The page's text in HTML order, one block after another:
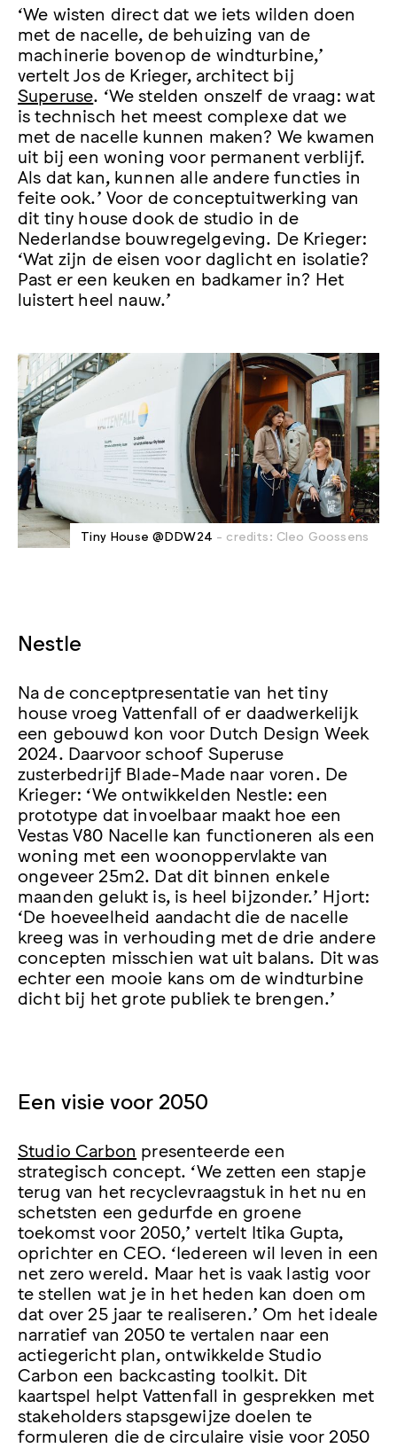
‘We wisten direct dat we iets wilden doen
met de nacelle, de behuizing van de
machinerie bovenop de windturbine,’
vertelt Jos de Krieger, architect bij
Superuse . ‘We stelden onszelf de vraag: wat
is technisch het meest complexe dat we
met de nacelle kunnen maken? We kwamen
uit bij een woning voor permanent verblijf.
Als dat kan, kunnen alle andere functies in
feite ook.’ Voor de conceptuitwerking van
dit tiny house dook de studio in de
Nederlandse bouwregelgeving. De Krieger:
‘Wat zijn de eisen voor daglicht en isolatie?
Past er een keuken en badkamer in? Het
luistert heel nauw.’
Tiny House @DDW24 - credits: Cleo Goossens
Nestle
Na de conceptpresentatie van het tiny
house vroeg Vattenfall of er daadwerkelijk
een gebouwd kon voor Dutch Design Week
2024. Daarvoor schoof Superuse
zusterbedrijf Blade-Made naar voren. De
Krieger: ‘We ontwikkelden Nestle: een
prototype dat invoelbaar maakt hoe een
Vestas V80 Nacelle kan functioneren als een
woning met een woonoppervlakte van
ongeveer 25m2. Dat dit binnen enkele
maanden gelukt is, is heel bijzonder.’ Hjort:
‘De hoeveelheid aandacht die de nacelle
kreeg was in verhouding met de drie andere
concepten misschien wat uit balans. Dit was
echter een mooie kans om de windturbine
dicht bij het grote publiek te brengen.’
Een visie voor 2050
Studio Carbon presenteerde een
strategisch concept. ‘We zetten een stapje
terug van het recyclevraagstuk in het nu en
schetsten een gedurfde en groene
toekomst voor 2050,’ vertelt Itika Gupta,
oprichter en CEO. ‘Iedereen wil leven in een
net zero wereld. Maar het is vaak lastig voor
te stellen wat je in het heden kan doen om
dat over 25 jaar te realiseren.’ Om het ideale
narratief van 2050 te vertalen naar een
actiegericht plan, ontwikkelde Studio
Carbon een backcasting toolkit. Dit
kaartspel helpt Vattenfall in gesprekken met
stakeholders stapsgewijze doelen te
formuleren die de circulaire visie voor 2050